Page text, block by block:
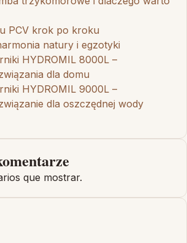
PCV krok po kroku
natury i egzotyki
HYDROMIL 8000L –
dla domu
HYDROMIL 9000L –
dla oszczędnej wody
que mostrar.